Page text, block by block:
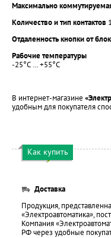
Максимально
Количество и тип контактов
Отдаленность кнопки от
Рабочие температуры
-25°С … +55°С
В интернет-магазине
удобным для покупателя
Как купить
Доставка
Продукция,
«Электроавтоматика»,
Компания
РФ через удобные